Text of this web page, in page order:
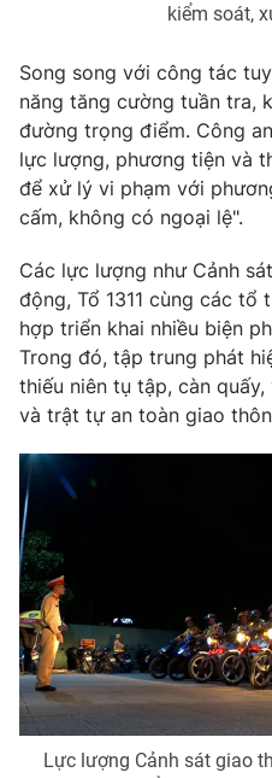
THỜI BÁO VTV
Theo dõi báo trên
Cơ quan chủ quản:
Đài Truyền
Cơ quan báo chí:Thời báo VTV
Giấy phép hoạt động báo in và
Tổng Biên tập:
Phó Tổng Biên tập:
Nguyễn Trọng Ninh
Tổng đài VTV:
Ðiện thoại Thời báo VTV:
Email:toasoan@vtv.vn
Liên hệ quảng cáo:024-
kiểm soát,
Song song với công tác
năng tăng cường tuần tra,
đường trọng điểm. Công
lực lượng, phương tiện và
để xử lý vi phạm với
cấm, không có ngoại lệ".
Các lực lượng như Cảnh
động, Tổ 1311 cùng các tổ
hợp triển khai nhiều biện
Trong đó, tập trung phát
thiếu niên tụ tập, càn
và trật tự an toàn giao
Lực lượng Cảnh sát giao